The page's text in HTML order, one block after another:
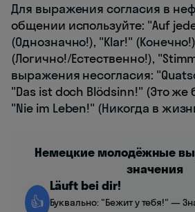
Для выражения согласия в
общении используйте: "Auf
(Однозначно!), "Klar!"
(Логично!/Естественно!),
выражения несогласия:
"Das ist doch Blödsinn!" (Это
"Nie im Leben!" (Никогда в
Немецкие молодёжные
значения
👍
Läuft bei dir!
Буквально: "Бежит у тебя!" —